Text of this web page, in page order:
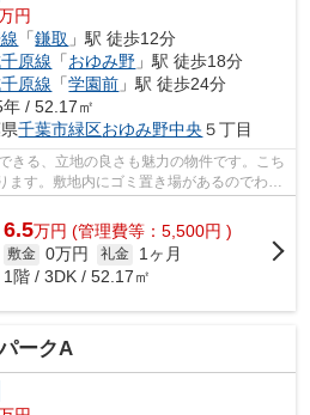
円
「鎌取 」駅 徒歩12分
原線 「おゆみ野 」駅 徒歩18分
原線 「学園前 」駅 徒歩24分
/ 52.17㎡
千葉市緑区おゆみ野中央 ５丁目
きる、立地の良さも魅力の物件です。こち
す。敷地内にゴミ置き場があるのでわざ
ます...
6.5万円 (管理費等：5,500円 )
敷金 0万円 礼金
1ヶ月
1階 / 3DK / 52.17㎡
ークA